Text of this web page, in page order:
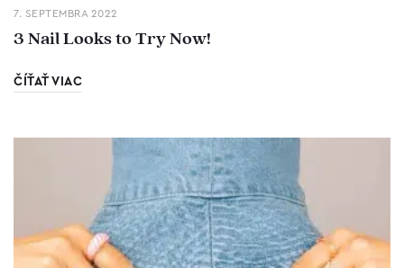
7. SEPTEMBRA 2022
3 Nail Looks to Try Now!
ČÍŤAŤ VIAC